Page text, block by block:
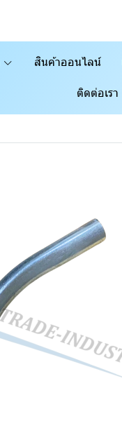
สินค้าออนไลน์
ติดต่อเรา